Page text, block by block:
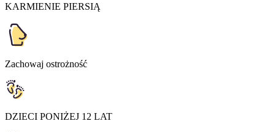
KARMIENIE PIERSIĄ
Zachowaj ostrożność
DZIECI PONIŻEJ 12 LAT